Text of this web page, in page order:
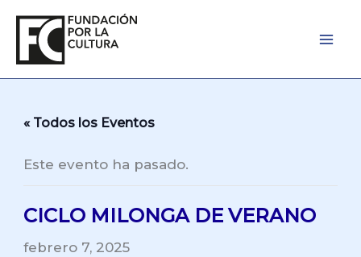
contenido
« Todos los Eventos
Este evento ha pasado.
CICLO MILONGA DE VERANO
febrero 7, 2025